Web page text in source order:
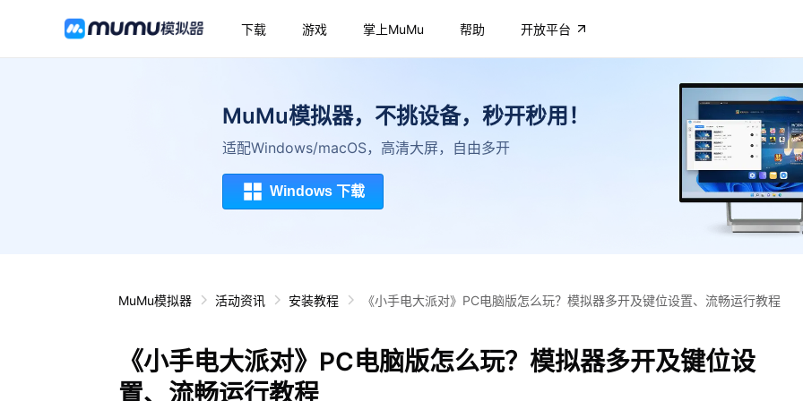
下载 游戏 掌上MuMu 帮助 开放平台
MuMu模拟器，不挑设备，秒开秒用！
适配Windows/macOS，高清大屏，自由多开
Windows 下载
MuMu模拟器 活动资讯 安装教程 《小手电大派对》PC电脑版怎么玩？模拟器多开及键位设置、流畅运行教程
《小手电大派对》PC电脑版怎么玩？模拟器多开及键位设
置、流畅运行教程